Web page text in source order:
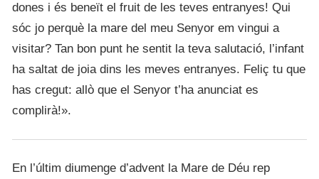
dones i és beneït el fruit de les teves entranyes! Qui
sóc jo perquè la mare del meu Senyor em vingui a
visitar? Tan bon punt he sentit la teva salutació, l’infant
ha saltat de joia dins les meves entranyes. Feliç tu que
has cregut: allò que el Senyor t’ha anunciat es
complirà!».
En l’últim diumenge d’advent la Mare de Déu rep